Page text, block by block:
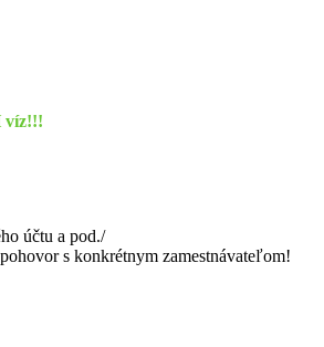
víz!!!
účtu a pod./
s konkrétnym zamestnávateľom!